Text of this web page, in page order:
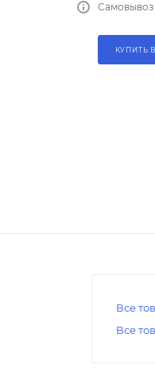
Самовывоз
КУПИТЬ
Все
Все